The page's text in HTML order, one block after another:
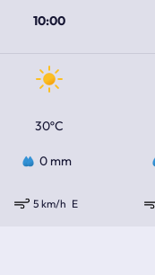
10:00
30ºC
0 mm
5 km/h E